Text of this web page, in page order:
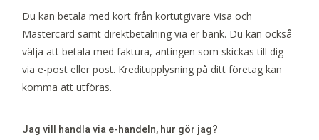
Du kan betala med kort från kortutgivare Visa och
Mastercard samt direktbetalning via er bank. Du kan också
välja att betala med faktura, antingen som skickas till dig
via e-post eller post. Kreditupplysning på ditt företag kan
komma att utföras.
Jag vill handla via e-handeln, hur gör jag?